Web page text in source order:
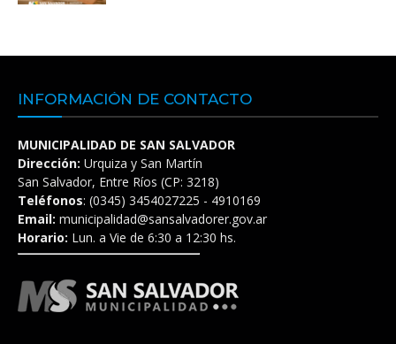
INFORMACIÓN DE CONTACTO
MUNICIPALIDAD DE SAN SALVADOR
Dirección: Urquiza y San Martín
San Salvador, Entre Ríos (CP: 3218)
Teléfonos: (0345) 3454027225 - 4910169
Email: municipalidad@sansalvadorer.gov.ar
Horario: Lun. a Vie de 6:30 a 12:30 hs.